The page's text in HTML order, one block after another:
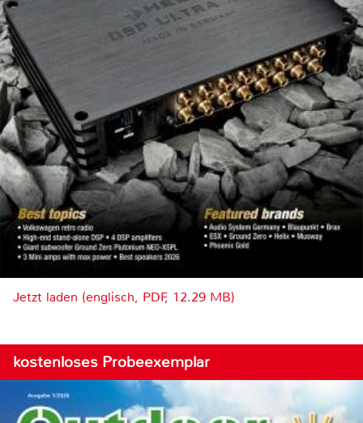
Jetzt laden (englisch, PDF, 12.29 MB)
kostenloses Probeexemplar